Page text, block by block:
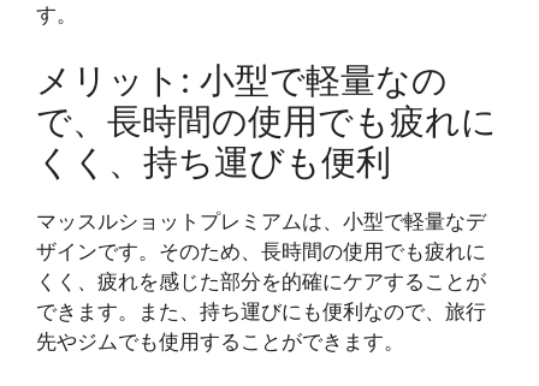
す。
メリット: 小型で軽量なの
で、長時間の使用でも疲れに
くく、持ち運びも便利
マッスルショットプレミアムは、小型で軽量なデ
ザインです。そのため、長時間の使用でも疲れに
くく、疲れを感じた部分を的確にケアすることが
できます。また、持ち運びにも便利なので、旅行
先やジムでも使用することができます。